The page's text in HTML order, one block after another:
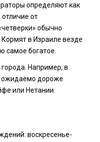
определяют как
отличие от
обычно
в Израиле везде
самое богатое.
Например, в
ожидаемо дороже
или Нетании.
воскресенье-